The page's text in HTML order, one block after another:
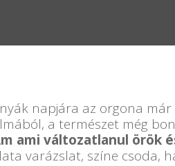
napjára az orgona
a természet még
ami változatlanul örök
varázslat, színe csoda,